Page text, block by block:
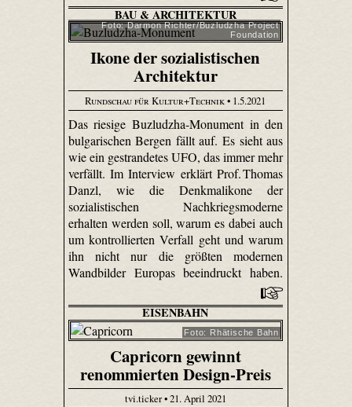
BAU & ARCHITEKTUR
Foto: Darmon Richter/Buzludzha Project
Foundation
Ikone der sozialistischen
Architektur
Rundschau für Kultur+Technik• 1.5.2021
Das riesige Buzludzha-Monument in den
bulgarischen Bergen fällt auf. Es sieht aus
wie ein gestrandetes UFO, das immer mehr
verfällt. Im Interview erklärt Prof. Thomas
Danzl, wie die Denkmalikone der
sozialistischen Nachkriegsmoderne
erhalten werden soll, warum es dabei auch
um kontrollierten Verfall geht und warum
ihn nicht nur die größten modernen
Wandbilder Europas beeindruckt haben.
EISENBAHN
Foto: Rhätische Bahn
Capricorn gewinnt
renommierten Design-Preis
tvi.ticker • 21. April 2021